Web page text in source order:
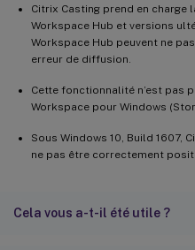
Citrix Casting prend en charge
Workspace Hub et versions
Workspace Hub peuvent ne
erreur de diffusion.
Cette fonctionnalité n’est pas
Workspace pour Windows
Sous Windows 10, Build 1607,
ne pas être correctement
Cela vous a-t-il été utile ?